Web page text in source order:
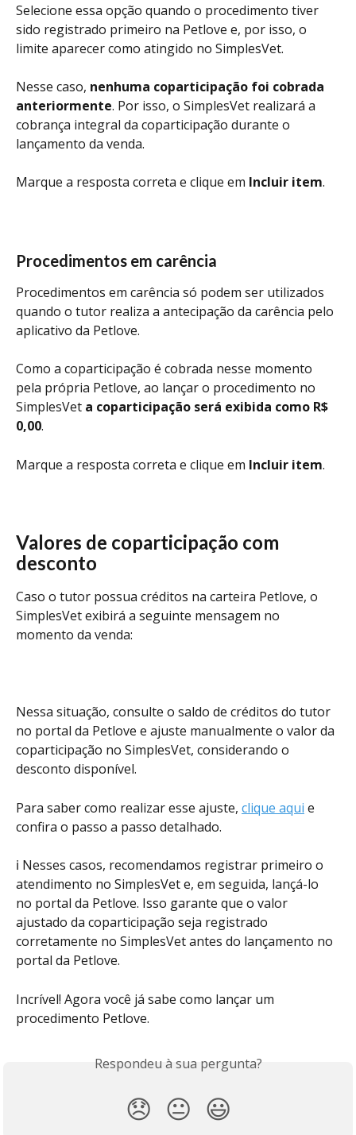
Selecione essa opção quando o procedimento tiver
sido registrado primeiro na Petlove e, por isso, o
limite aparecer como atingido no SimplesVet.
Nesse caso, nenhuma coparticipação foi cobrada
anteriormente. Por isso, o SimplesVet realizará a
cobrança integral da coparticipação durante o
lançamento da venda.
Marque a resposta correta e clique em Incluir item.
Procedimentos em carência
Procedimentos em carência só podem ser utilizados
quando o tutor realiza a antecipação da carência pelo
aplicativo da Petlove.
Como a coparticipação é cobrada nesse momento
pela própria Petlove, ao lançar o procedimento no
SimplesVet a coparticipação será exibida como R$
0,00.
Marque a resposta correta e clique em Incluir item.
Valores de coparticipação com
desconto
Caso o tutor possua créditos na carteira Petlove, o
SimplesVet exibirá a seguinte mensagem no
momento da venda:
Nessa situação, consulte o saldo de créditos do tutor
no portal da Petlove e ajuste manualmente o valor da
coparticipação no SimplesVet, considerando o
desconto disponível.
Para saber como realizar esse ajuste, clique aqui e
confira o passo a passo detalhado.
ℹ️ Nesses casos, recomendamos registrar primeiro o
atendimento no SimplesVet e, em seguida, lançá-lo
no portal da Petlove. Isso garante que o valor
ajustado da coparticipação seja registrado
corretamente no SimplesVet antes do lançamento no
portal da Petlove.
Incrível! Agora você já sabe como lançar um
procedimento Petlove.
Respondeu à sua pergunta?
😞 😐 😃